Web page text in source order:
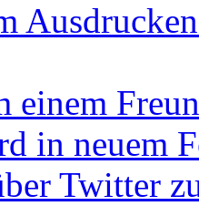
einem
in neuem
Twitter